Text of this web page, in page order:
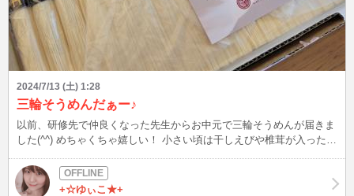
2024/7/13 (土) 1:28
三輪そうめんだぁー♪
以前、研修先で仲良くなった先生からお中元で三輪そうめんが届きま
した(^^) めちゃくちゃ嬉しい！ 小さい頃は干しえびや椎茸が入ったそ
ー油を入れて担担麺風に食べるのが好きです♪ みなさんはそうめん食
べるときは普通のそうめん汁派ですか？ アレンジ派ですか？
+☆ゆぃこ★+